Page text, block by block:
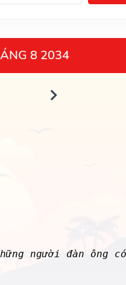
8 2034
người đàn ông